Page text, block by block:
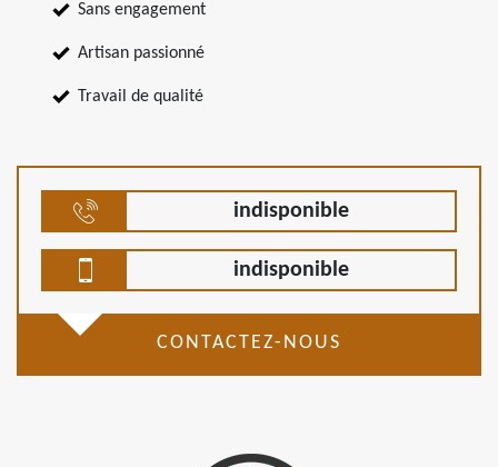
Sans engagement
Artisan passionné
Travail de qualité
indisponible
indisponible
CONTACTEZ-NOUS